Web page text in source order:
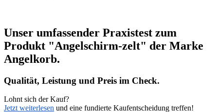
Unser umfassender Praxistest zum
Produkt "Angelschirm-zelt" der Marke
Angelkorb.
Qualität, Leistung und Preis im Check.
Lohnt sich der Kauf?
Jetzt weiterlesen und eine fundierte Kaufentscheidung treffen!